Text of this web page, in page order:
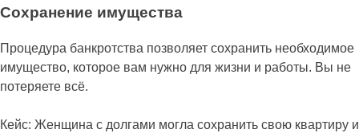
Сохранение имущества
Процедура банкротства позволяет сохранить необходимое
имущество, которое вам нужно для жизни и работы. Вы не
потеряете всё.
Кейс: Женщина с долгами могла сохранить свою квартиру и